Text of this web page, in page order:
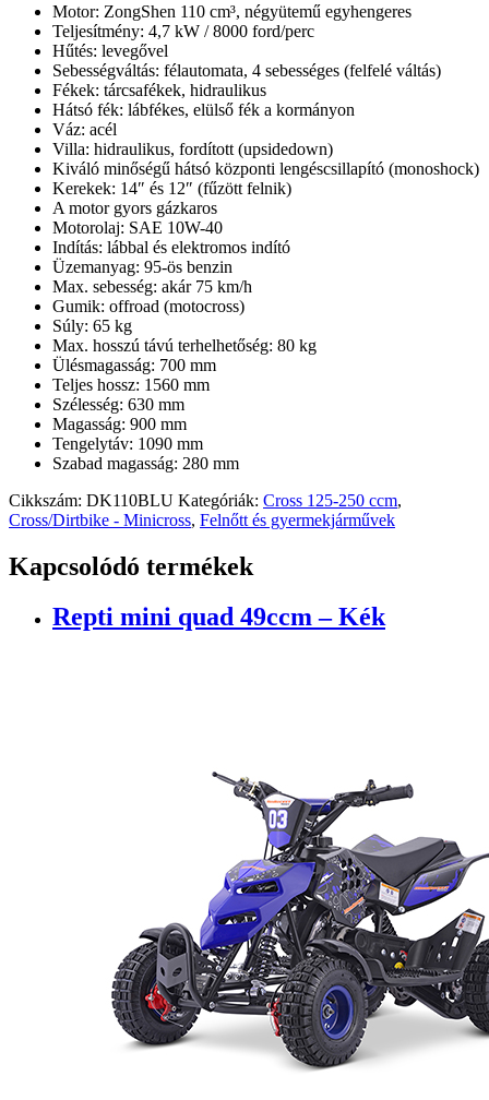
Motor: ZongShen 110 cm³, négyütemű egyhengeres
Teljesítmény: 4,7 kW / 8000 ford/perc
Hűtés: levegővel
Sebességváltás: félautomata, 4 sebességes (felfelé váltás)
Fékek: tárcsafékek, hidraulikus
Hátsó fék: lábfékes, elülső fék a kormányon
Váz: acél
Villa: hidraulikus, fordított (upsidedown)
Kiváló minőségű hátsó központi lengéscsillapító (monoshock)
Kerekek: 14″ és 12″ (fűzött felnik)
A motor gyors gázkaros
Motorolaj: SAE 10W-40
Indítás: lábbal és elektromos indító
Üzemanyag: 95-ös benzin
Max. sebesség: akár 75 km/h
Gumik: offroad (motocross)
Súly: 65 kg
Max. hosszú távú terhelhetőség: 80 kg
Ülésmagasság: 700 mm
Teljes hossz: 1560 mm
Szélesség: 630 mm
Magasság: 900 mm
Tengelytáv: 1090 mm
Szabad magasság: 280 mm
Cikkszám: DK110BLU Kategóriák: Cross 125-250 ccm,
Cross/Dirtbike - Minicross, Felnőtt és gyermekjárművek
Kapcsolódó termékek
Repti mini quad 49ccm – Kék